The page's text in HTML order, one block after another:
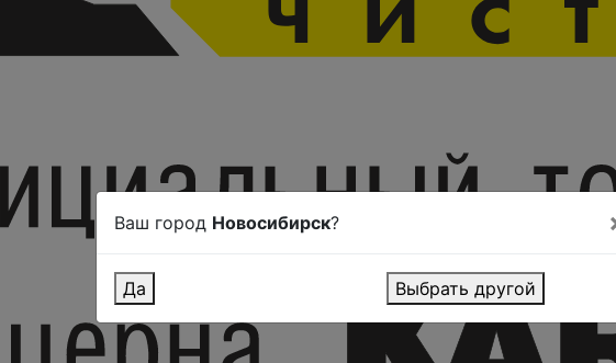
Ваш город Новосибирск?
Да Выбрать другой